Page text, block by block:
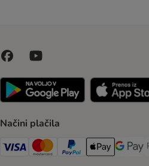
Načini plačila
Visa Payment Method
MasterCard Payment Method
PayPal Payment Method
Apple PayGoogle